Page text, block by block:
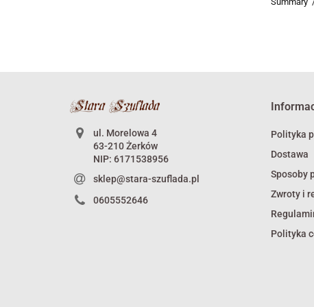
ul. Morelowa 4
63-210 Żerków
NIP: 6171538956
sklep@stara-szuflada.pl
0605552646
Polityka
Dostawa
Sposoby
Zwroty i
Polityka